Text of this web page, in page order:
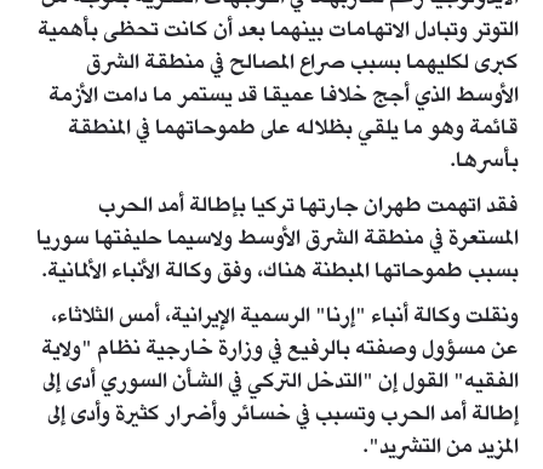
التوتر وتبادل الاتهامات بينهما بعد أن كانت تحظى بأهمية
كبرى لكليهما بسبب صراع المصالح في منطقة الشرق
الأوسط الذي أجج خلافا عميقا قد يستمر ما دامت الأزمة
قائمة وهو ما يلقي بظلاله على طموحاتهما في المنطقة
بأسرها.
فقد اتهمت طهران جارتها تركيا بإطالة أمد الحرب
المستعرة في منطقة الشرق الأوسط ولاسيما حليفتها سوريا
بسبب طموحاتها المبطنة هناك، وفق وكالة الأنباء الألمانية.
ونقلت وكالة أنباء "إرنا" الرسمية الإيرانية، أمس الثلاثاء،
عن مسؤول وصفته بالرفيع في وزارة خارجية نظام "ولاية
الفقيه" القول إن "التدخل التركي في الشأن السوري أدى إلى
إطالة أمد الحرب وتسبب في خسائر وأضرار كثيرة وأدى إلى
المزيد من التشريد".